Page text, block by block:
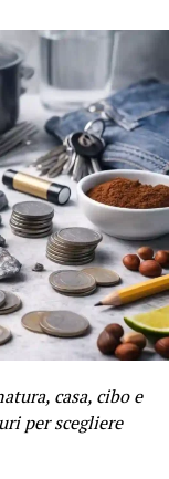
casa, cibo e
per scegliere